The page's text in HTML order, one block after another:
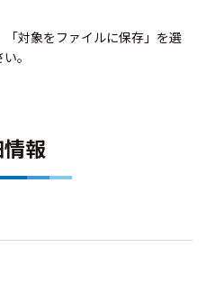
対象をファイルに保存」を選
。
報